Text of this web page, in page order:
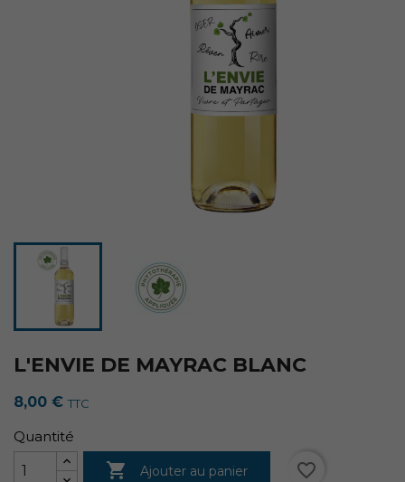
L'ENVIE DE MAYRAC BLANC
8,00 € TTC
Quantité
 Ajouter au panier favorite_border